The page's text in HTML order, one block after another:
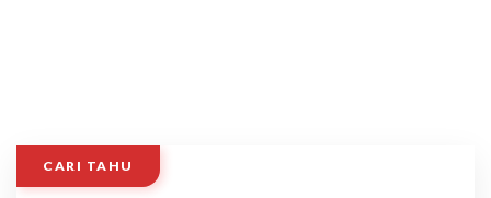
CARI TAHU